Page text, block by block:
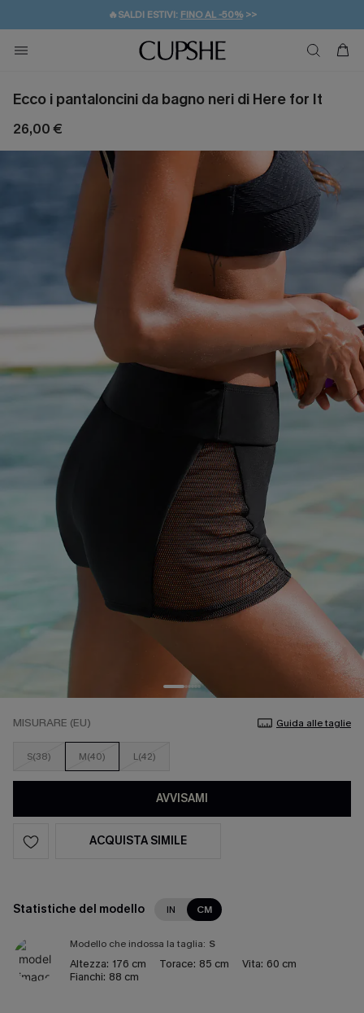
🔥SALDI ESTIVI: FINO AL -50%>>
🚚SPEDIZIONE GRATUITA DA 49€
💌REGALO PER I NUOVI: 20% DI SCONTO*
Ecco i pantaloncini da bagno neri di Here for It
26,00 €
MISURARE (EU) Guida alle taglie
S(38) M(40) L(42)
AVVISAMI
ACQUISTA SIMILE
Statistiche del modello IN CM
Modello che indossa la taglia: S
Altezza: 176 cm Torace: 85 cm Vita: 60 cm
Fianchi: 88 cm